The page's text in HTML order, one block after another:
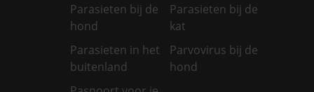
Parasieten bij de
hond
Parasieten bij de
kat
Parasieten in het
buitenland
Parvovirus bij de
hond